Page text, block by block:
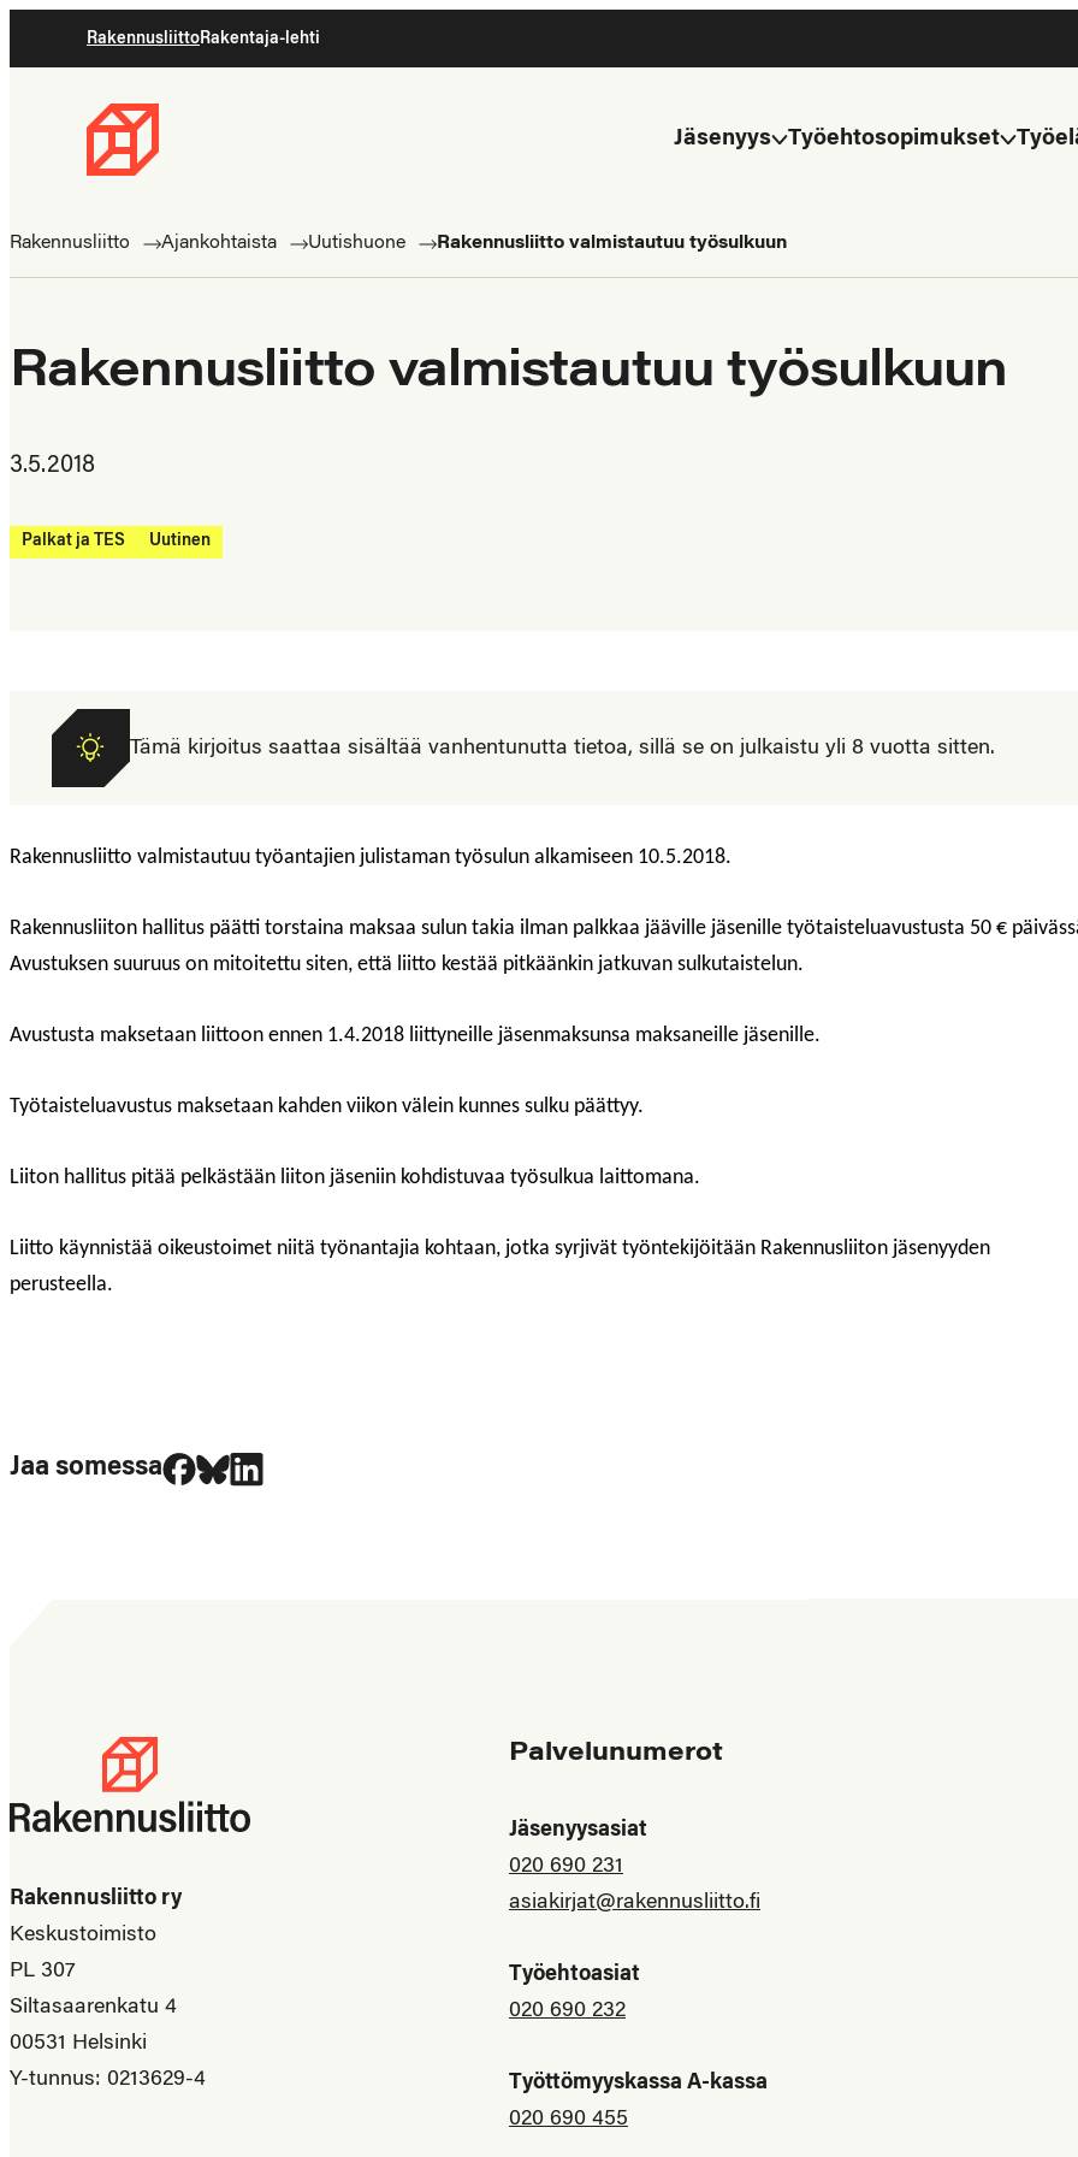
suoraan
RakennusliittoRakentaja-lehti
Rakennusliitto
ammattilaisten
Jäsenyys Työehtosopimukset
Rakennusliitto Ajankohtaista Uutishuone Rakennusliitto valmistautuu työsulkuun
Rakennusliitto valmistautuu työsulkuun
3.5.2018
Palkat ja TES Uutinen
Tämä kirjoitus saattaa sisältää vanhentunutta tietoa, sillä se on julkaistu yli 8 vuotta sitten.
Rakennusliitto valmistautuu työantajien julistaman työsulun alkamiseen 10.5.2018.
Rakennusliiton hallitus päätti torstaina maksaa sulun takia ilman palkkaa jääville jäsenille työtaisteluavustusta 50 €
Avustuksen suuruus on mitoitettu siten, että liitto kestää pitkäänkin jatkuvan sulkutaistelun.
Avustusta maksetaan liittoon ennen 1.4.2018 liittyneille jäsenmaksunsa maksaneille jäsenille.
Työtaisteluavustus maksetaan kahden viikon välein kunnes sulku päättyy.
Liiton hallitus pitää pelkästään liiton jäseniin kohdistuvaa työsulkua laittomana.
Liitto käynnistää oikeustoimet niitä työnantajia kohtaan, jotka syrjivät työntekijöitään Rakennusliiton jäsenyyden
perusteella.
Jaa somessa
Jaa Facebookissa
Jaa Blueskyssa
Jaa LinkedIn:ssä
Rakennusliitto ry
Keskustoimisto
PL 307
Siltasaarenkatu 4
00531 Helsinki
Y-tunnus: 0213629-4
Palvelunumerot
Jäsenyysasiat
020 690 231
asiakirjat@rakennusliitto.fi
Työehtoasiat
020 690 232
Työttömyyskassa A-kassa
020 690 455